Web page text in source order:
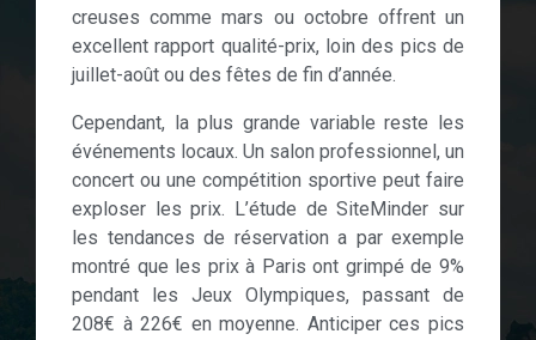
creuses comme mars ou octobre offrent un
excellent rapport qualité-prix, loin des pics de
juillet-août ou des fêtes de fin d’année.
Cependant, la plus grande variable reste les
événements locaux. Un salon professionnel, un
concert ou une compétition sportive peut faire
exploser les prix. L’étude de SiteMinder sur
les tendances de réservation a par exemple
montré que les prix à Paris ont grimpé de 9%
pendant les Jeux Olympiques, passant de
208€ à 226€ en moyenne. Anticiper ces pics